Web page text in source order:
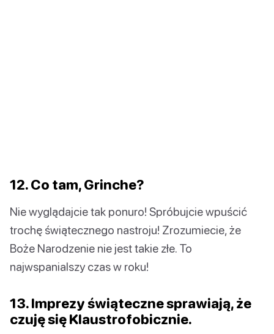
12. Co tam, Grinche?
Nie wyglądajcie tak ponuro! Spróbujcie wpuścić
trochę świątecznego nastroju! Zrozumiecie, że
Boże Narodzenie nie jest takie złe. To
najwspanialszy czas w roku!
13. Imprezy świąteczne sprawiają, że
czuję się Klaustrofobicznie.